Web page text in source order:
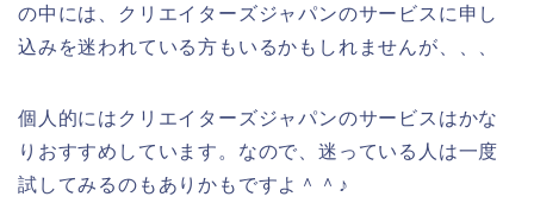
の中には、クリエイターズジャパンのサービスに申し
込みを迷われている方もいるかもしれませんが、、、
個人的にはクリエイターズジャパンのサービスはかな
りおすすめしています。なので、迷っている人は一度
試してみるのもありかもですよ＾＾♪